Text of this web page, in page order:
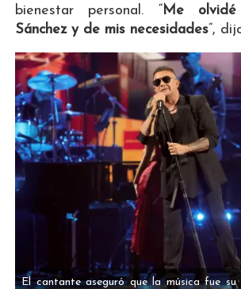
bienestar personal. “Me
Sánchez y de mis necesidades”,
El cantante aseguró que la música fue